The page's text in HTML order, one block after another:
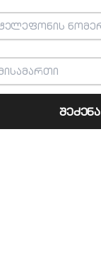
შეძენა